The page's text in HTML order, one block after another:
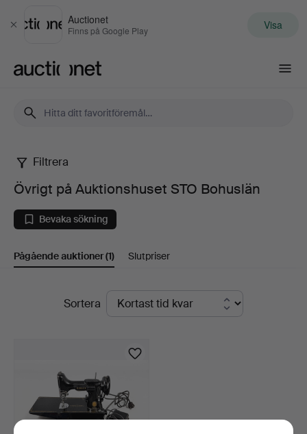
Stäng
Auctionet
Finns på Google Play Visa
Övrigt
på
Auktionshuset
STO
Bohuslän
Filtrera
Övrigt på Auktionshuset STO Bohuslän
Bevaka sökning
Pågående auktioner(1) Slutpriser
PågåendeSortera